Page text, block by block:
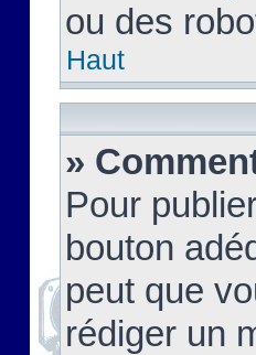
ou des
Haut
»
Pour
bouton
peut que
rédiger un